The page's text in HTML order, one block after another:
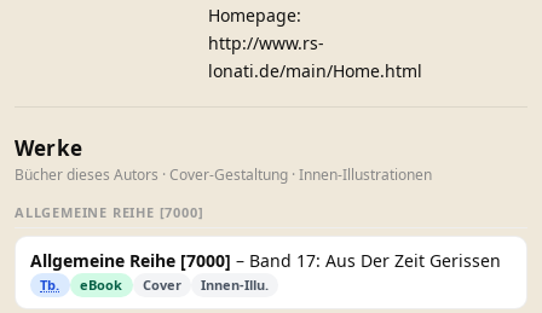
Homepage:
http://www.rs-
lonati.de/main/Home.html
Werke
Bücher dieses Autors · Cover-Gestaltung · Innen-Illustrationen
ALLGEMEINE REIHE [7000]
Allgemeine Reihe [7000] – Band 17: Aus Der Zeit Gerissen
Tb. eBook Cover Innen-Illu.